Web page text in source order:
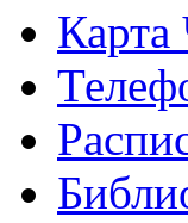
Карта